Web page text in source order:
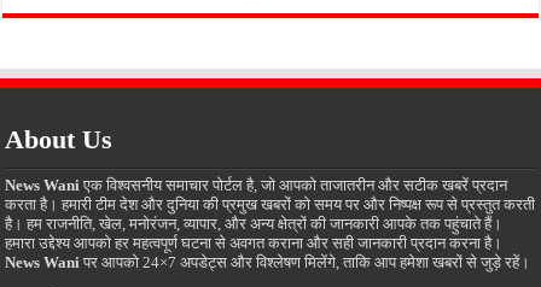
About Us
News Wani एक विश्वसनीय समाचार पोर्टल है, जो आपको ताजातरीन और सटीक खबरें प्रदान
करता है। हमारी टीम देश और दुनिया की प्रमुख खबरों को समय पर और निष्पक्ष रूप से प्रस्तुत करती
है। हम राजनीति, खेल, मनोरंजन, व्यापार, और अन्य क्षेत्रों की जानकारी आपके तक पहुंचाते हैं।
हमारा उद्देश्य आपको हर महत्वपूर्ण घटना से अवगत कराना और सही जानकारी प्रदान करना है।
News Wani पर आपको 24×7 अपडेट्स और विश्लेषण मिलेंगे, ताकि आप हमेशा खबरों से जुड़े रहें।